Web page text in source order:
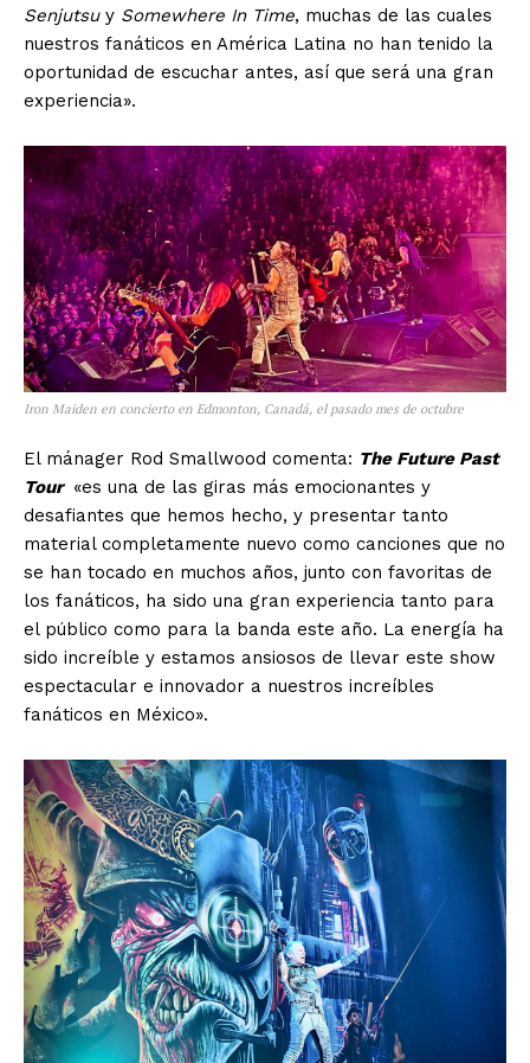
El Suplemento
SUSCRIBIRSE
Senjutsuy Somewhere In Time, muchas de las cuales
nuestros fanáticos en América Latina no han tenido la
oportunidad de escuchar antes, así que será una gran
experiencia».
Iron Maiden en concierto en Edmonton, Canadá, el pasado mes de octubre
El mánager Rod Smallwood comenta: The Future Past
Tour «es una de las giras más emocionantes y
desafiantes que hemos hecho, y presentar tanto
material completamente nuevo como canciones que no
se han tocado en muchos años, junto con favoritas de
los fanáticos, ha sido una gran experiencia tanto para
el público como para la banda este año. La energía ha
sido increíble y estamos ansiosos de llevar este show
espectacular e innovador a nuestros increíbles
fanáticos en México».